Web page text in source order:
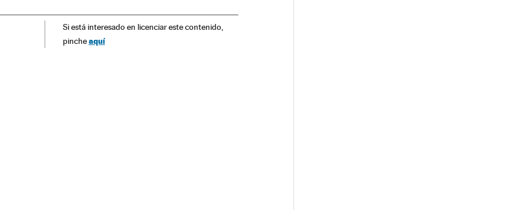
Corrupção política Delitos fiscais Corrupção Brasil
América Latina
Si está interesado en licenciar este contenido,
pincheaquí